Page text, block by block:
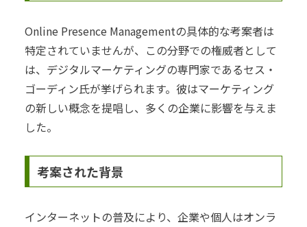
Online Presence Managementの具体的な考案者は
特定されていませんが、この分野での権威者として
は、デジタルマーケティングの専門家であるセス・
ゴーディン氏が挙げられます。彼はマーケティング
の新しい概念を提唱し、多くの企業に影響を与えま
した。
考案された背景
インターネットの普及により、企業や個人はオンラ